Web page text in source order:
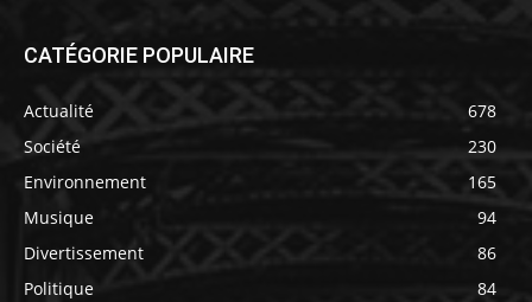
CATÉGORIE POPULAIRE
Actualité
678
Société
230
Environnement
165
Musique
94
Divertissement
86
Politique
84